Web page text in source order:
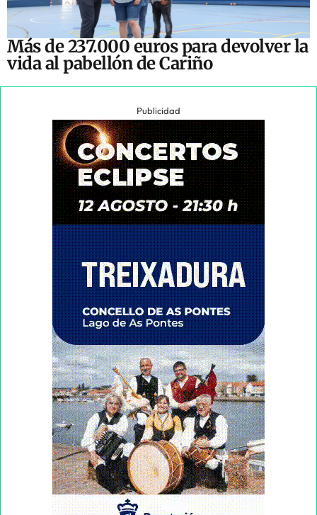
Más de 237.000 euros para devolver la
vida al pabellón de Cariño
Publicidad